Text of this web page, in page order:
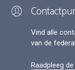
Vind alle
van de
Raadpleeg